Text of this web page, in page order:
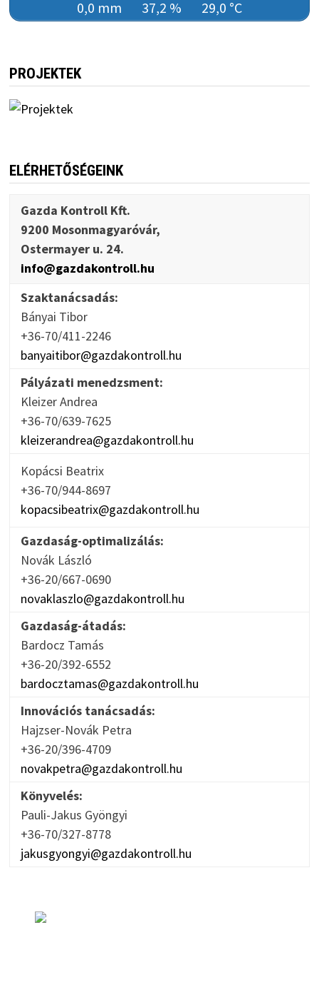
0,0 mm 37,2 % 29,0 °C
PROJEKTEK
ELÉRHETŐSÉGEINK
Gazda Kontroll Kft.
9200 Mosonmagyaróvár,
Ostermayer u. 24.
info@gazdakontroll.hu
Szaktanácsadás:
Bányai Tibor
+36-70/411-2246
banyaitibor@gazdakontroll.hu
Pályázati menedzsment:
Kleizer Andrea
+36-70/639-7625
kleizerandrea@gazdakontroll.hu
Kopácsi Beatrix
+36-70/944-8697
kopacsibeatrix@gazdakontroll.hu
Gazdaság-optimalizálás:
Novák László
+36-20/667-0690
novaklaszlo@gazdakontroll.hu
Gazdaság-átadás:
Bardocz Tamás
+36-20/392-6552
bardocztamas@gazdakontroll.hu
Innovációs tanácsadás:
Hajzser-Novák Petra
+36-20/396-4709
novakpetra@gazdakontroll.hu
Könyvelés:
Pauli-Jakus Gyöngyi
+36-70/327-8778
jakusgyongyi@gazdakontroll.hu